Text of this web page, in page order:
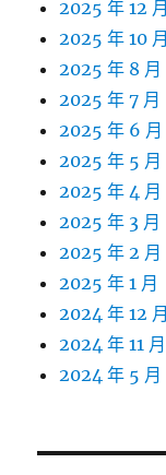
2025 年 12 月
2025 年 10 月
2025 年 8 月
2025 年 7 月
2025 年 6 月
2025 年 5 月
2025 年 4 月
2025 年 3 月
2025 年 2 月
2025 年 1 月
2024 年 12 月
2024 年 11 月
2024 年 5 月